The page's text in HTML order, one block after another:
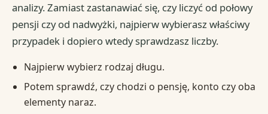
analizy. Zamiast zastanawiać się, czy liczyć od połowy
pensji czy od nadwyżki, najpierw wybierasz właściwy
przypadek i dopiero wtedy sprawdzasz liczby.
Najpierw wybierz rodzaj długu.
Potem sprawdź, czy chodzi o pensję, konto czy oba
elementy naraz.